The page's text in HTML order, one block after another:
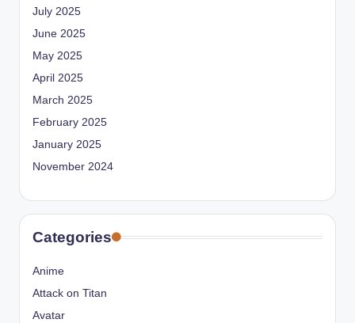
July 2025
June 2025
May 2025
April 2025
March 2025
February 2025
January 2025
November 2024
Categories
Anime
Attack on Titan
Avatar